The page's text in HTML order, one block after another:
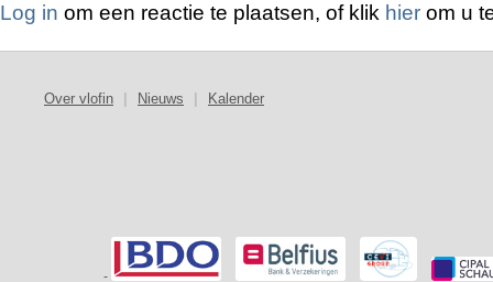
Log in om een reactie te plaatsen, of klik hier om u
Over vlofin Nieuws Kalender
-